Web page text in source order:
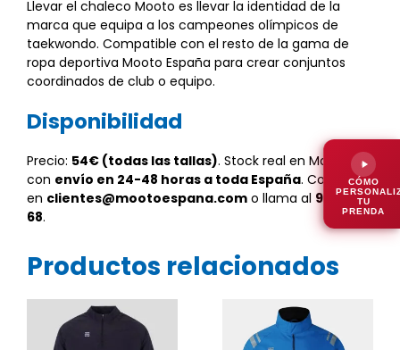
Llevar el chaleco Mooto es llevar la identidad de la
marca que equipa a los campeones olímpicos de
taekwondo. Compatible con el resto de la gama de
ropa deportiva Mooto España para crear conjuntos
coordinados de club o equipo.
Disponibilidad
Precio: 54€ (todas las tallas). Stock real en Madrid
con envío en 24-48 horas a toda España. Contacta
en clientes@mootoespana.com o llama al 912 32 36
68.
Productos relacionados
CÓMO
TU
PRENDA